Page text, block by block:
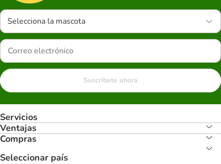
Selecciona la mascota
Suscríbete ahora
Servicios
Ventajas
Compras
Seleccionar país